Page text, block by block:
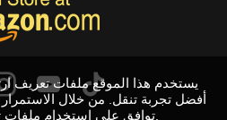
يستخدم هذا الموقع ملفات تعريف
أفضل تجربة تنقل. من خلال
توافق على استخدام ملفات تعريف الارتباط هذه.